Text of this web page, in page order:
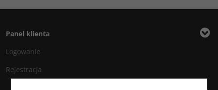
Panel klienta
Logowanie
Rejestracja